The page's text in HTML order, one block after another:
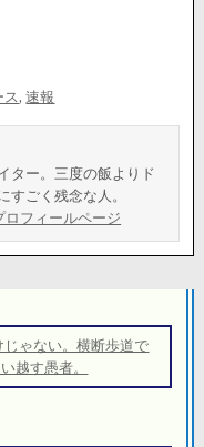
ス,速報
ター。三度の飯よりド
すごく残念な人。
ロフィールページ
ゃない。横断歩道で
越す愚者。